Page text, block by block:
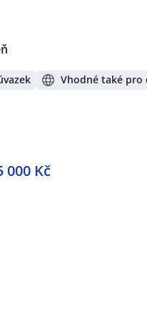
Vhodné také pro
000 Kč